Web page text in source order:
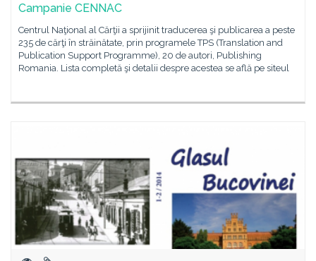
Campanie CENNAC
Centrul Naţional al Cărţii a sprijinit traducerea şi publicarea a peste
235 de cărţi în străinătate, prin programele TPS (Translation and
Publication Support Programme), 20 de autori, Publishing
Romania. Lista completă şi detalii despre acestea se află pe siteul